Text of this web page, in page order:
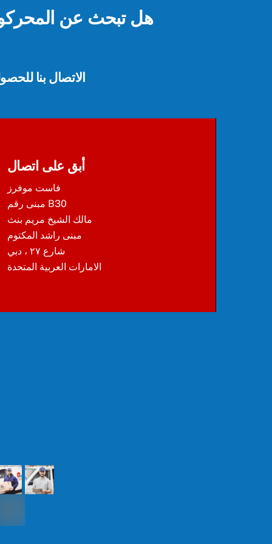
هل تبحث عن
الاتصال بنا
أبق على اتصال
فاست موفرز
مبنى رقم B30
مالك الشيخ مريم بنث
مبنى راشد المكتوم
شارع ٢٧ ، دبي
الامارات العربية المتحدة